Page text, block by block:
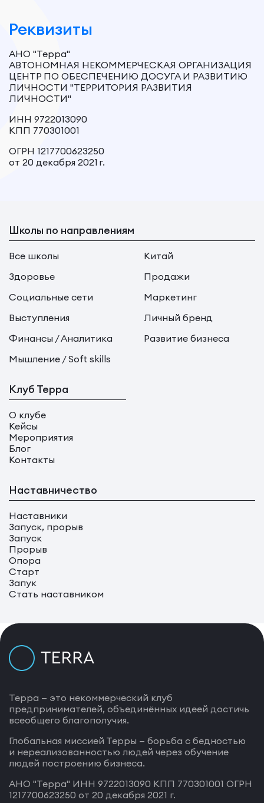
Реквизиты
АНО "Терра"
АВТОНОМНАЯ НЕКОММЕРЧЕСКАЯ ОРГАНИЗАЦИЯ
ЦЕНТР ПО ОБЕСПЕЧЕНИЮ ДОСУГА И РАЗВИТИЮ
ЛИЧНОСТИ "ТЕРРИТОРИЯ РАЗВИТИЯ
ЛИЧНОСТИ"
ИНН 9722013090
КПП 770301001
ОГРН 1217700623250
от 20 декабря 2021 г.
Школы по направлениям
Все школы
Китай
Здоровье
Продажи
Социальные сети
Маркетинг
Выступления
Личный бренд
Финансы / Аналитика
Развитие бизнеса
Мышление / Soft skills
Клуб Терра
О клубе
Кейсы
Мероприятия
Блог
Контакты
Наставничество
Наставники
Запуск, прорыв
Запуск
Прорыв
Опора
Старт
Запук
Стать наставником
Терра — это некоммерческий клуб
предпринимателей, объединённых идеей достичь
всеобщего благополучия.
Глобальная миссией Терры — борьба с бедностью
и нереализованностью людей через обучение
людей построению бизнеса.
АНО "Терра" ИНН 9722013090 КПП 770301001 ОГРН
1217700623250 от 20 декабря 2021 г.